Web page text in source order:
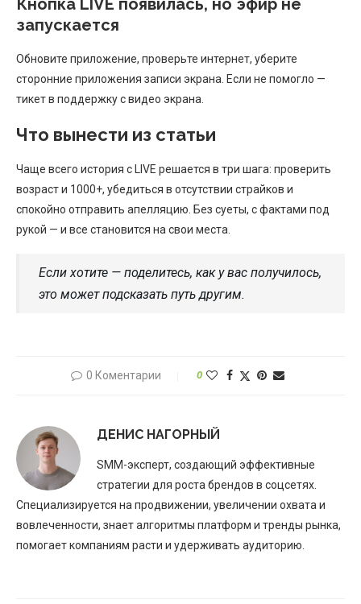
запускается
Обновите приложение, проверьте интернет, уберите
сторонние приложения записи экрана. Если не помогло —
тикет в поддержку с видео экрана.
Что вынести из статьи
Чаще всего история с LIVE решается в три шага: проверить
возраст и 1000+, убедиться в отсутствии страйков и
спокойно отправить апелляцию. Без суеты, с фактами под
рукой — и все становится на свои места.
Если хотите — поделитесь, как у вас получилось,
это может подсказать путь другим.
0 Коментарии 0
ДЕНИС НАГОРНЫЙ
SMM-эксперт, создающий эффективные
стратегии для роста брендов в соцсетях.
Специализируется на продвижении, увеличении охвата и
вовлеченности, знает алгоритмы платформ и тренды рынка,
помогает компаниям расти и удерживать аудиторию.